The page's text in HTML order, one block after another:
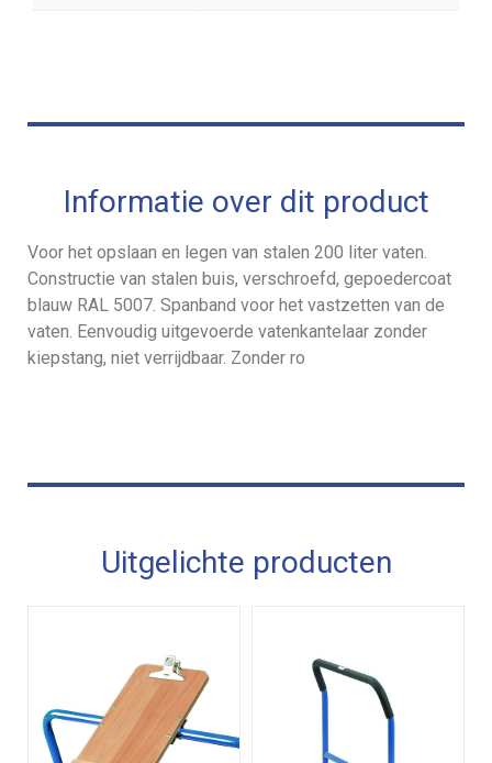
Informatie over dit product
Voor het opslaan en legen van stalen 200 liter vaten.
Constructie van stalen buis, verschroefd, gepoedercoat
blauw RAL 5007. Spanband voor het vastzetten van de
vaten. Eenvoudig uitgevoerde vatenkantelaar zonder
kiepstang, niet verrijdbaar. Zonder ro
Uitgelichte producten